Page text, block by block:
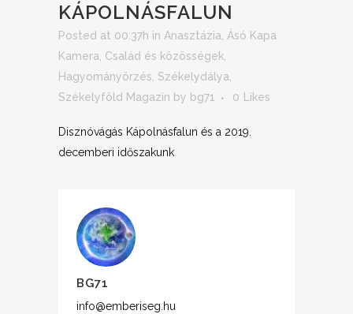
KÁPOLNÁSFALUN
Posted at 00:37h in Anasztázia Ásó Kapa
Kamera Család és közösségek
Hagyományörzés Székelydálya
Székelyföld Magazin by bg71 0 Likes
Disznóvágás Kápolnásfalun és a 2019.
decemberi időszakunk
BG71
info@emberiseg.hu